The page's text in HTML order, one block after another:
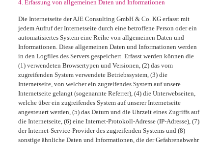
4. Erfassung von allgemeinen Daten und Informationen
Die Internetseite der AJE Consulting GmbH & Co. KG erfasst mit
jedem Aufruf der Internetseite durch eine betroffene Person oder ein
automatisiertes System eine Reihe von allgemeinen Daten und
Informationen. Diese allgemeinen Daten und Informationen werden
in den Logfiles des Servers gespeichert. Erfasst werden können die
(1) verwendeten Browsertypen und Versionen, (2) das vom
zugreifenden System verwendete Betriebssystem, (3) die
Internetseite, von welcher ein zugreifendes System auf unsere
Internetseite gelangt (sogenannte Referrer), (4) die Unterwebseiten,
welche über ein zugreifendes System auf unserer Internetseite
angesteuert werden, (5) das Datum und die Uhrzeit eines Zugriffs auf
die Internetseite, (6) eine Internet-Protokoll-Adresse (IP-Adresse), (7)
der Internet-Service-Provider des zugreifenden Systems und (8)
sonstige ähnliche Daten und Informationen, die der Gefahrenabwehr